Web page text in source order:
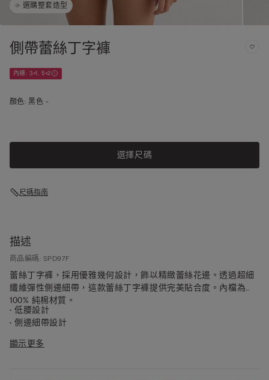
選購整套造型
側帶蕾絲丁字褲
內褲: 3+1, 5+2
顏色: 黑色 -
選擇尺碼
尺碼指南
描述
商品編碼: SPD97F
蕾絲丁字褲，採用優雅幾何設計，飾以精緻蕾絲花邊。透過超細
纖維彈性側邊細帶，這款蕾絲丁字褲提供完美貼合度。內檔為
100% 純棉材質。
• 低腰設計
• 側邊細帶設計
• 貼身剪裁
顯示更多